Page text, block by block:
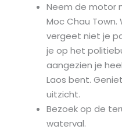
Neem de motor
Moc Chau
vergeet niet je
je op het
aangezien je
Laos bent.
uitzicht.
Bezoek op de
waterval.